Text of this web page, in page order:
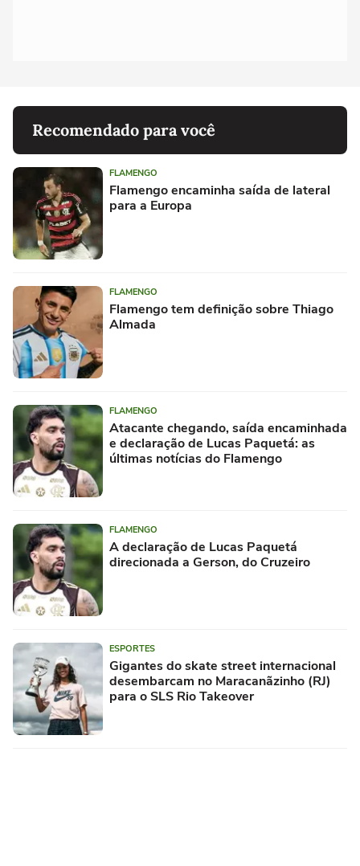
Recomendado para você
FLAMENGO
Flamengo encaminha saída de lateral
para a Europa
FLAMENGO
Flamengo tem definição sobre Thiago
Almada
FLAMENGO
Atacante chegando, saída encaminhada
e declaração de Lucas Paquetá: as
últimas notícias do Flamengo
FLAMENGO
A declaração de Lucas Paquetá
direcionada a Gerson, do Cruzeiro
ESPORTES
Gigantes do skate street internacional
desembarcam no Maracanãzinho (RJ)
para o SLS Rio Takeover